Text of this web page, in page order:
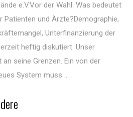
e.V.Vor der Wahl: Was bedeutet
Patienten und Ärzte?Demographie,
Unterfinanzierung der
heftig diskutiert. Unser
seine Grenzen. Ein von der
System muss ...